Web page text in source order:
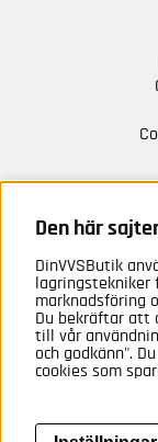
Den här
DinVVSButik
marknadsföring
Du bekräftar att
till vår
och godkänn".
cookies som